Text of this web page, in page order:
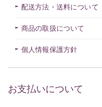
配送方法・送料について
商品の取扱について
個人情報保護方針
お支払いについて